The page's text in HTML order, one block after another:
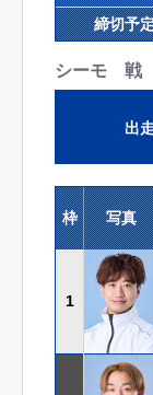
締切予
シーモ
出
枠 写真
1